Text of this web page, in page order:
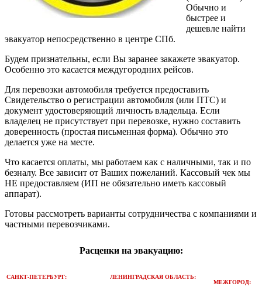
Обычно и
быстрее и
дешевле найти
эвакуатор непосредственно в центре СПб.
Будем признательны, если Вы заранее закажете эвакуатор.
Особенно это касается междугородних рейсов.
Для перевозки автомобиля требуется предоставить
Свидетельство о регистрации автомобиля (или ПТС) и
документ удостоверяющий личность владельца. Если
владелец не присутствует при перевозке, нужно составить
доверенность (простая письменная форма). Обычно это
делается уже на месте.
Что касается оплаты, мы работаем как с наличными, так и по
безналу. Все зависит от Ваших пожеланий. Кассовый чек мы
НЕ предоставляем (ИП не обязательно иметь кассовый
аппарат).
Готовы рассмотреть варианты сотрудничества с компаниями и
частными перевозчиками.
Расценки на эвакуацию:
САНКТ-ПЕТЕРБУРГ: ЛЕНИНГРАДСКАЯ ОБЛАСТЬ:
МЕЖГОРОД: